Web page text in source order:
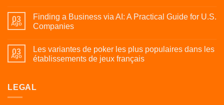
03
Ago
Finding a Business via AI: A Practical Guide for U.S.
Companies
03
Ago
Les variantes de poker les plus populaires dans les
établissements de jeux français
LEGAL